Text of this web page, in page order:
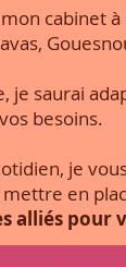
cabinet
je saurai
vos besoins.
je
en
alliés pour